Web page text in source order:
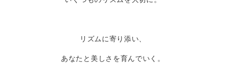
リズムに寄り添い、
あなたと美しさを育んでいく。